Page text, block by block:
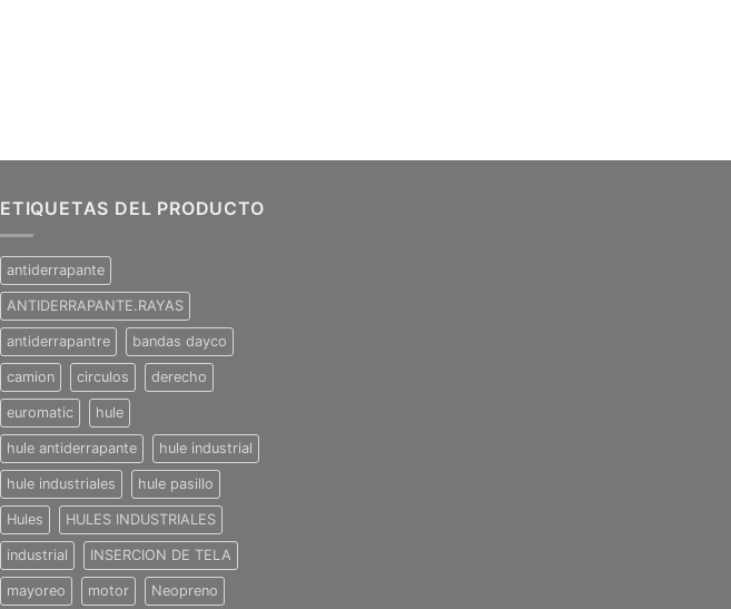
ETIQUETAS DEL PRODUCTO
antiderrapante
ANTIDERRAPANTE.RAYAS
antiderrapantre bandas dayco
camion circulos derecho
euromatic hule
hule antiderrapante hule industrial
hule industriales hule pasillo
Hules HULES INDUSTRIALES
industrial INSERCION DE TELA
mayoreo motor Neopreno